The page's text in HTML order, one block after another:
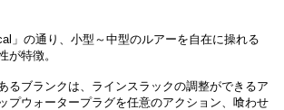
」の通り、小型～中型のルアーを自在に操れる
が特徴。
るブランクは、ラインスラックの調整ができるア
プウォータープラグを任意のアクション、喰わせ